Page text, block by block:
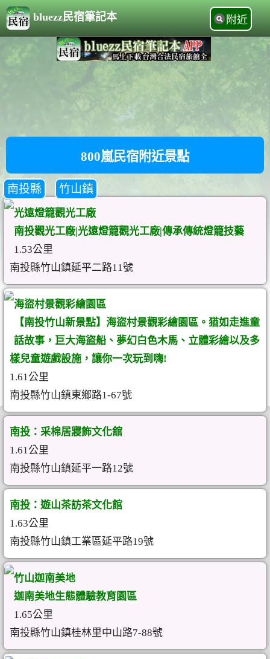
bluezz民宿筆記本 附近
800嵐民宿附近景點
南投縣 竹山鎮
光遠燈籠觀光工廠
南投觀光工廠|光遠燈籠觀光工廠|傳承傳統燈籠技藝
1.53公里
南投縣竹山鎮延平二路11號
海盜村景觀彩繪園區
【南投竹山新景點】海盜村景觀彩繪園區。猶如走進童
話故事，巨大海盜船、夢幻白色木馬、立體彩繪以及多
樣兒童遊戲設施，讓你一次玩到嗨!
1.61公里
南投縣竹山鎮東鄉路1-67號
南投：采棉居寢飾文化舘
1.61公里
南投縣竹山鎮延平一路12號
南投：遊山茶訪茶文化館
1.63公里
南投縣竹山鎮工業區延平路19號
竹山迦南美地
迦南美地生態體驗教育園區
1.65公里
南投縣竹山鎮桂林里中山路7-88號